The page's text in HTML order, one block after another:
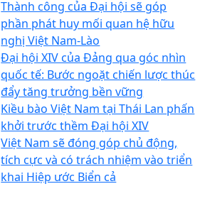
Thành công của Đại hội sẽ góp
phần phát huy mối quan hệ hữu
nghị Việt Nam-Lào
Đại hội XIV của Đảng qua góc nhìn
quốc tế: Bước ngoặt chiến lược thúc
đẩy tăng trưởng bền vững
Kiều bào Việt Nam tại Thái Lan phấn
khởi trước thềm Đại hội XIV
Việt Nam sẽ đóng góp chủ động,
tích cực và có trách nhiệm vào triển
khai Hiệp ước Biển cả